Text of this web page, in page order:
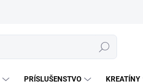
Hľadať
PRÍSLUŠENSTVO KREATÍNY